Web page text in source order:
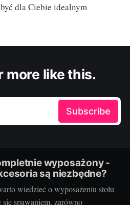
dla Ciebie idealnym
more like this.
Subscribe
wyposażony -
są niezbędne?
wiedzieć o wyposażeniu stołu
spawaniem, zarówno